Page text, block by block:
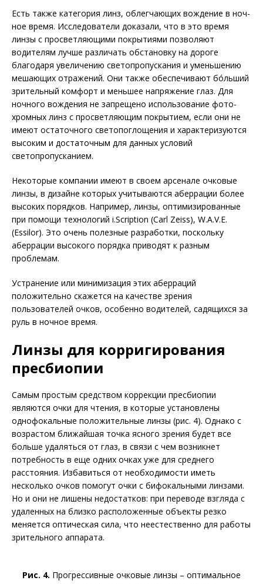
Есть также категория линз, облегчающих вождение в ноч­­
ное время. Исследователи доказали, что в это время
линзы с про­светляющими покрытиями позволяют
водителям лучше различать обстановку на дороге
благодаря увеличению светопропускания и уменьшению
мешающих отражений. Они также обеспечивают бóльший
зрительный комфорт и меньшее напряжение глаз. Для
ночного вождения не запрещено использование фото­
хромных линз с просветляющим покрытием, если они не
имеют остаточного светопоглощения и характеризуются
высоким и достаточным для данных условий
светопропусканием.
Некоторые компании имеют в своем арсенале очковые
линзы, в дизайне которых учитываются аберрации более
высоких порядков. Например, линзы, оптимизированные
при помощи технологий i.Scription (Carl Zeiss), W.A.V.E.
(Essilor). Это очень полезные разработки, поскольку
аберрации высокого порядка приводят к разным
проблемам.
Устранение или минимизация этих аберраций
положительно скажется на качестве зрения
пользователей очков, особенно водителей, садящихся за
руль в ночное время.
Линзы для корригирования
пресбиопии
Самым простым средством коррекции пресбиопии
являются очки для чтения, в которые установлены
однофокальные положительные линзы (рис. 4). Однако с
возрастом ближайшая точка ясного зрения будет все
больше удаляться от глаз, в связи с чем возникнет
потребность в еще одних очках уже для среднего
расстояния. Избавиться от необходимости иметь
несколько очков помогут очки с бифокальными линзами.
Но и они не лишены недостатков: при переводе взгляда с
удаленных на близко расположенные объекты резко
меняется оптическая сила, что неестественно для работы
зрительного аппарата.
Рис. 4. Прогрессивные очковые линзы – оптимальное